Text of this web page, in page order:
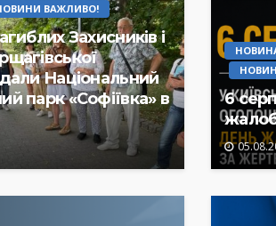
ВАЖЛИВО!
Захисників і
Національний
парк «Софіївка» в
6